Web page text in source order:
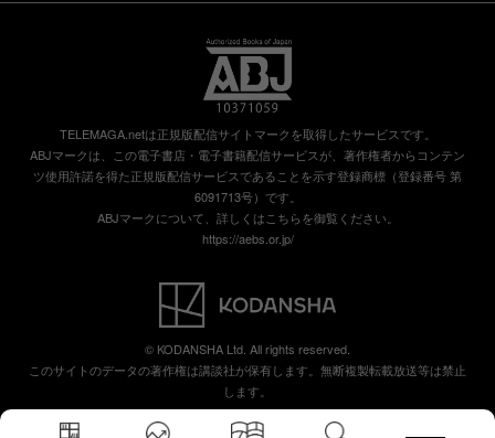
TELEMAGA.netは正規版配信サイトマークを取得したサービスです。
ABJマークは、この電子書店・電子書籍配信サービスが、著作権者からコンテン
ツ使用許諾を得た正規版配信サービスであることを示す登録商標（登録番号 第
6091713号）です。
ABJマークについて、詳しくはこちらを御覧ください。
https://aebs.or.jp/
© KODANSHA Ltd. All rights reserved.
このサイトのデータの著作権は講談社が保有します。無断複製転載放送等は禁止
します。